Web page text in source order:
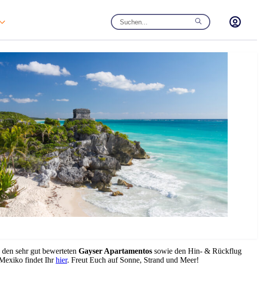
sehr gut bewerteten Gayser Apartamentos sowie den Hin- & Rückflug
findet Ihrhier. Freut Euch auf Sonne, Strand und Meer!